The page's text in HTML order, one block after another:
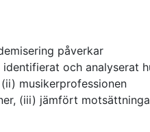
påverkar
och analyserat
musikerprofessionen
(iii) jämfört